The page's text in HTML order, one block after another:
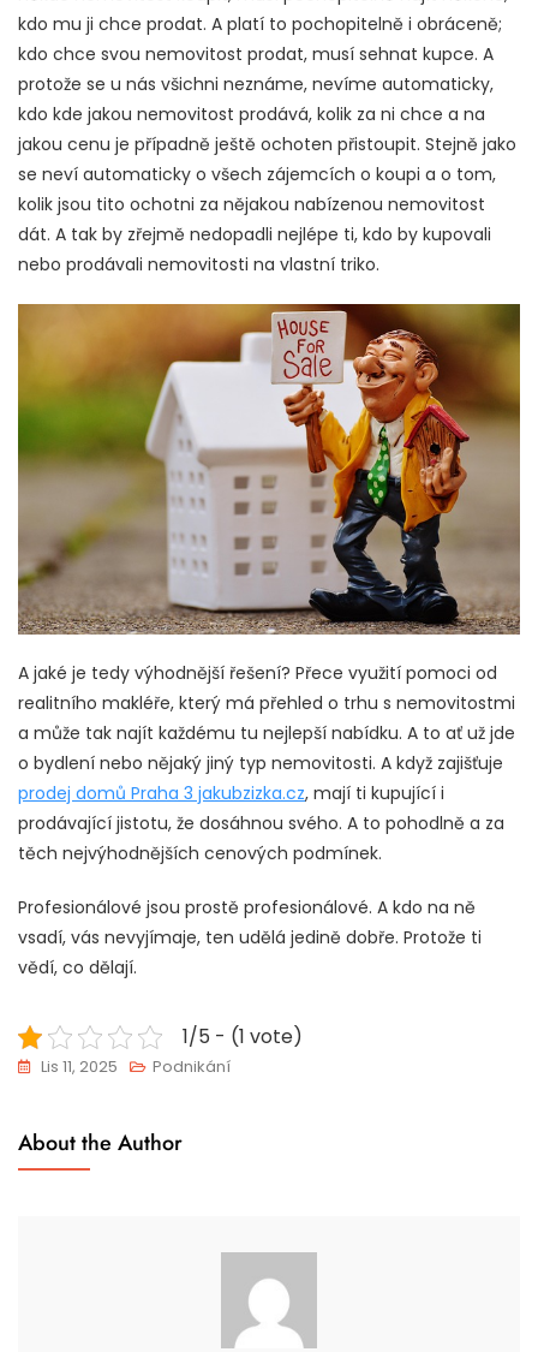
kdo mu ji chce prodat. A platí to pochopitelně i obráceně;
kdo chce svou nemovitost prodat, musí sehnat kupce. A
protože se u nás všichni neznáme, nevíme automaticky,
kdo kde jakou nemovitost prodává, kolik za ni chce a na
jakou cenu je případně ještě ochoten přistoupit. Stejně jako
se neví automaticky o všech zájemcích o koupi a o tom,
kolik jsou tito ochotni za nějakou nabízenou nemovitost
dát. A tak by zřejmě nedopadli nejlépe ti, kdo by kupovali
nebo prodávali nemovitosti na vlastní triko.
A jaké je tedy výhodnější řešení? Přece využití pomoci od
realitního makléře, který má přehled o trhu s nemovitostmi
a může tak najít každému tu nejlepší nabídku. A to ať už jde
o bydlení nebo nějaký jiný typ nemovitosti. A když zajišťuje
prodej domů Praha 3 jakubzizka.cz, mají ti kupující i
prodávající jistotu, že dosáhnou svého. A to pohodlně a za
těch nejvýhodnějších cenových podmínek.
Profesionálové jsou prostě profesionálové. A kdo na ně
vsadí, vás nevyjímaje, ten udělá jedině dobře. Protože ti
vědí, co dělají.
1/5 - (1 vote)
Lis 11, 2025 Podnikání
About the Author